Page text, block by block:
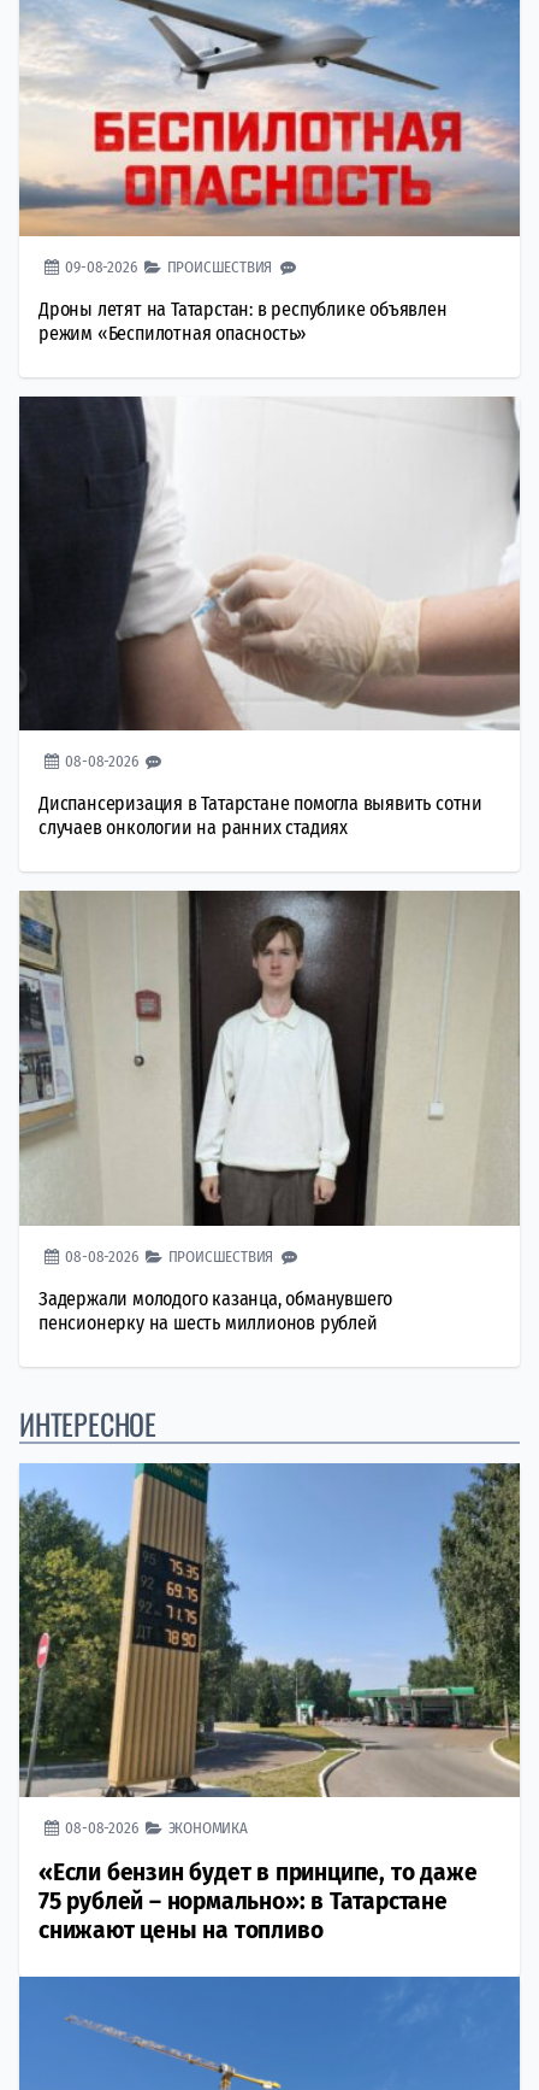
09-08-2026 ПРОИСШЕСТВИЯ
Дроны летят на Татарстан: в республике объявлен
режим «Беспилотная опасность»
08-08-2026
Диспансеризация в Татарстане помогла выявить сотни
случаев онкологии на ранних стадиях
08-08-2026 ПРОИСШЕСТВИЯ
Задержали молодого казанца, обманувшего
пенсионерку на шесть миллионов рублей
ИНТЕРЕСНОЕ
08-08-2026 ЭКОНОМИКА
«Если бензин будет в принципе, то даже
75 рублей – нормально»: в Татарстане
снижают цены на топливо